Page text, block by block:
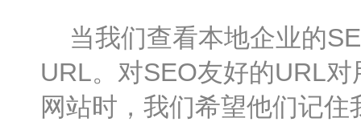
当我们查看本地企业的
URL。对SEO友好的URL
网站时，我们希望他们记